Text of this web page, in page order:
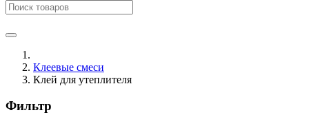
Клеевые смеси
Клей для утеплителя
Фильтр